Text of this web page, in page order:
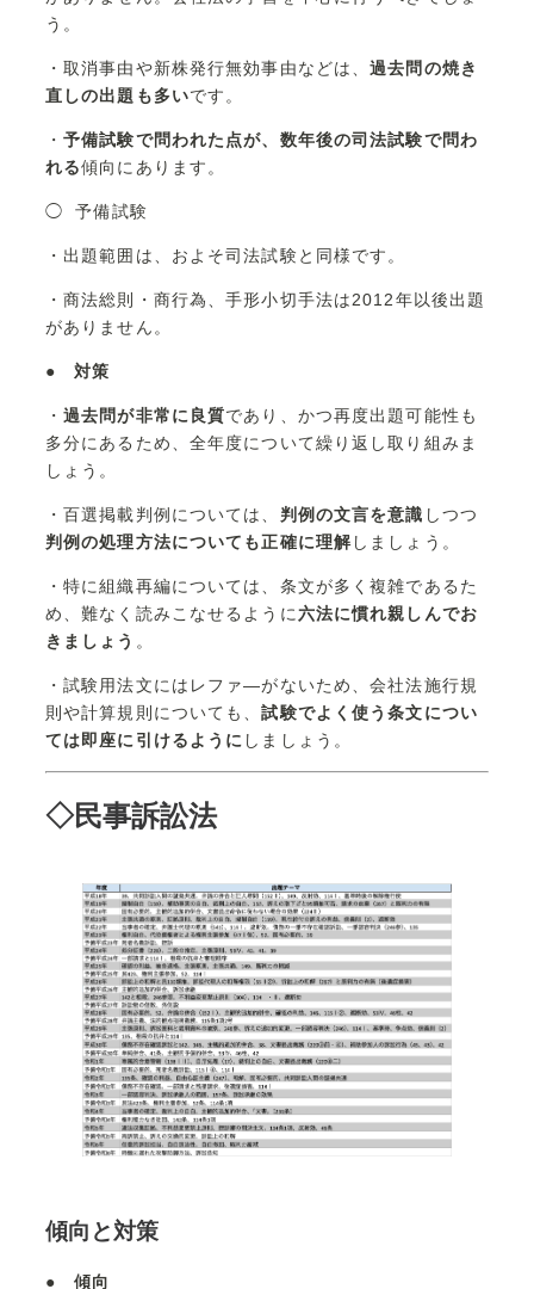
う。
・取消事由や新株発行無効事由などは、過去問の焼き
直しの出題も多いです。
・予備試験で問われた点が、数年後の司法試験で問わ
れる傾向にあります。
◯ 予備試験
・出題範囲は、およそ司法試験と同様です。
・商法総則・商行為、手形小切手法は2012年以後出題
がありません。
●対策
・過去問が非常に良質であり、かつ再度出題可能性も
多分にあるため、全年度について繰り返し取り組みま
しょう。
・百選掲載判例については、 判例の文言を意識 しつつ
判例の処理方法についても正確に理解しましょう。
・特に組織再編については、条文が多く複雑であるた
め、難なく読みこなせるように六法に慣れ親しんでお
きましょう 。
・試験用法文にはレファ―がないため、会社法施行規
則や計算規則についても、試験でよく使う条文につい
ては即座に引けるように しましょう。
◇民事訴訟法
傾向と対策
●傾向